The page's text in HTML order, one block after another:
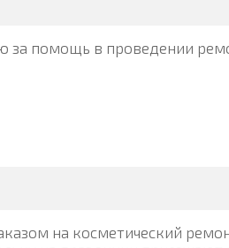
за помощь в проведении
на косметический